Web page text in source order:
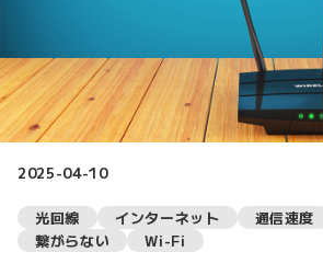
2025-04-10
光回線 インターネット
通信速度
繋がらない
Wi-Fi